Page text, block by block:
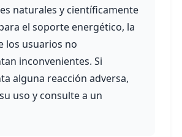
naturales y científicamente
el soporte energético, la
los usuarios no
inconvenientes. Si
alguna reacción adversa,
uso y consulte a un